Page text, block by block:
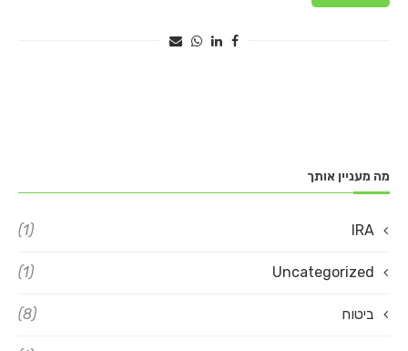
מה מעניין אותך
IRA
(1)
Uncategorized
(1)
ביטוח (8)